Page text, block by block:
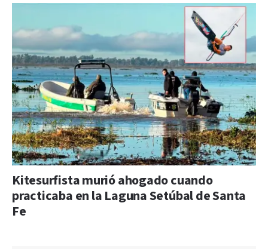
Kitesurfista murió ahogado cuando
practicaba en la Laguna Setúbal de Santa
Fe